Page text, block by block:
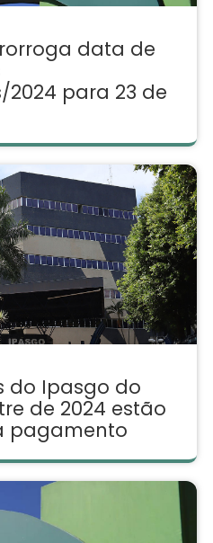
data de
para 23 de
do Ipasgo do
de 2024 estão
pagamento